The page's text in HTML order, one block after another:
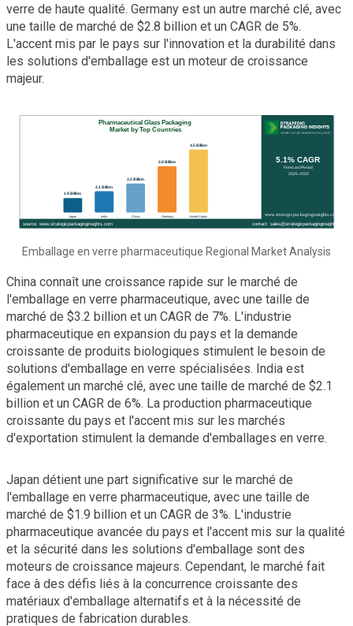
verre de haute qualité. Germany est un autre marché clé, avec
une taille de marché de $2.8 billion et un CAGR de 5%.
L'accent mis par le pays sur l'innovation et la durabilité dans
les solutions d'emballage est un moteur de croissance
majeur.
Emballage en verre pharmaceutique Regional Market Analysis
China connaît une croissance rapide sur le marché de
l'emballage en verre pharmaceutique, avec une taille de
marché de $3.2 billion et un CAGR de 7%. L'industrie
pharmaceutique en expansion du pays et la demande
croissante de produits biologiques stimulent le besoin de
solutions d'emballage en verre spécialisées. India est
également un marché clé, avec une taille de marché de $2.1
billion et un CAGR de 6%. La production pharmaceutique
croissante du pays et l'accent mis sur les marchés
d'exportation stimulent la demande d'emballages en verre.
Japan détient une part significative sur le marché de
l'emballage en verre pharmaceutique, avec une taille de
marché de $1.9 billion et un CAGR de 3%. L'industrie
pharmaceutique avancée du pays et l'accent mis sur la qualité
et la sécurité dans les solutions d'emballage sont des
moteurs de croissance majeurs. Cependant, le marché fait
face à des défis liés à la concurrence croissante des
matériaux d'emballage alternatifs et à la nécessité de
pratiques de fabrication durables.